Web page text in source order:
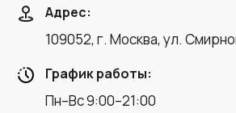
Адрес:
109052, г. Москва, ул.
График работы:
Пн–Вс 9:00–21:00